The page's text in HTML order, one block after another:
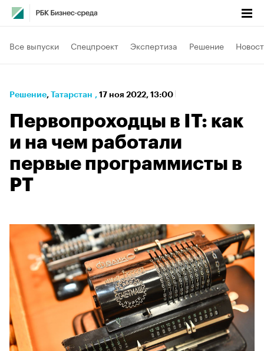
Все выпуски Спецпроект Экспертиза Решение
Решение⁠, Татарстан , 17 ноя 2022, 13:00
Первопроходцы в IT: как
и на чем работали
первые программисты в
РТ